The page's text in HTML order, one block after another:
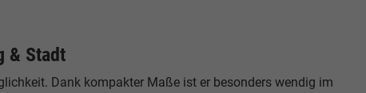
& Stadt
Dank kompakter Maße ist er besonders wendig im